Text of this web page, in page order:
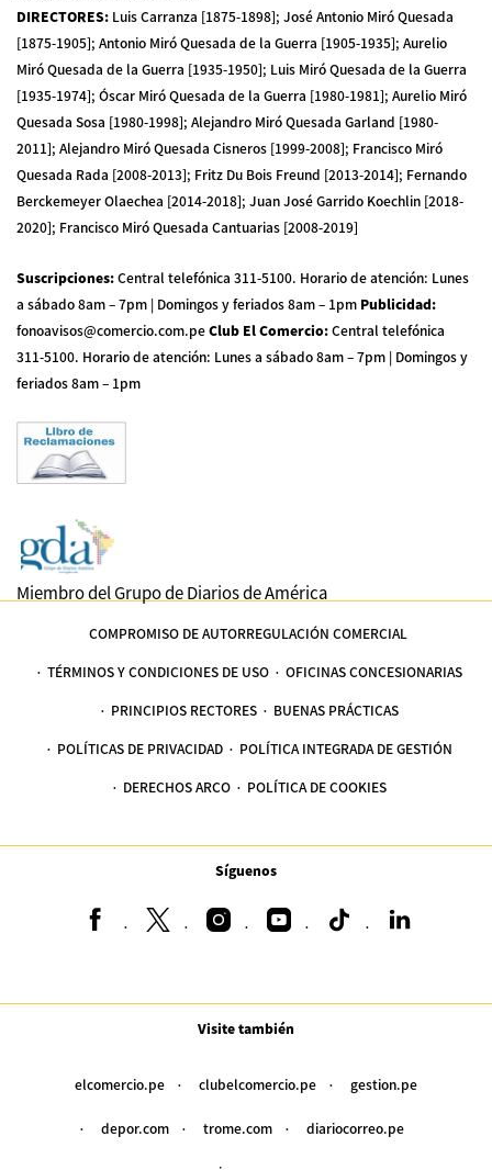
DIRECTORES: Luis Carranza [1875-1898]; José Antonio Miró Quesada
[1875-1905]; Antonio Miró Quesada de la Guerra [1905-1935]; Aurelio
Miró Quesada de la Guerra [1935-1950]; Luis Miró Quesada de la Guerra
[1935-1974]; Óscar Miró Quesada de la Guerra [1980-1981]; Aurelio Miró
Quesada Sosa [1980-1998]; Alejandro Miró Quesada Garland [1980-
2011]; Alejandro Miró Quesada Cisneros [1999-2008]; Francisco Miró
Quesada Rada [2008-2013]; Fritz Du Bois Freund [2013-2014]; Fernando
Berckemeyer Olaechea [2014-2018]; Juan José Garrido Koechlin [2018-
2020]; Francisco Miró Quesada Cantuarias [2008-2019]
Suscripciones:Central telefónica 311-5100. Horario de atención: Lunes
a sábado 8am – 7pm | Domingos y feriados 8am – 1pm Publicidad:
fonoavisos@comercio.com.peClub El Comercio:Central telefónica
311-5100. Horario de atención: Lunes a sábado 8am – 7pm | Domingos y
feriados 8am – 1pm
Miembro del Grupo de Diarios de América
COMPROMISO DE AUTORREGULACIÓN COMERCIAL
TÉRMINOS Y CONDICIONES DE USO OFICINAS CONCESIONARIAS
PRINCIPIOS RECTORES BUENAS PRÁCTICAS
POLÍTICAS DE PRIVACIDAD POLÍTICA INTEGRADA DE GESTIÓN
DERECHOS ARCO POLÍTICA DE COOKIES
Síguenos
Visite también
elcomercio.pe clubelcomercio.pe gestion.pe
depor.com trome.com diariocorreo.pe